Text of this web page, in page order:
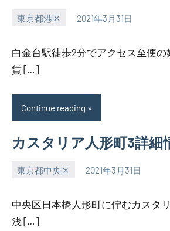
東京都港区 2021年3月31日
SEZIMO
白金台駅徒歩2分でアクセス至便の
賃 […]
Continue reading
カスタリア人形町3詳細
東京都中央区 2021年3月31日
SEZIMO
中央区日本橋人形町に佇むカスタ
浅 […]